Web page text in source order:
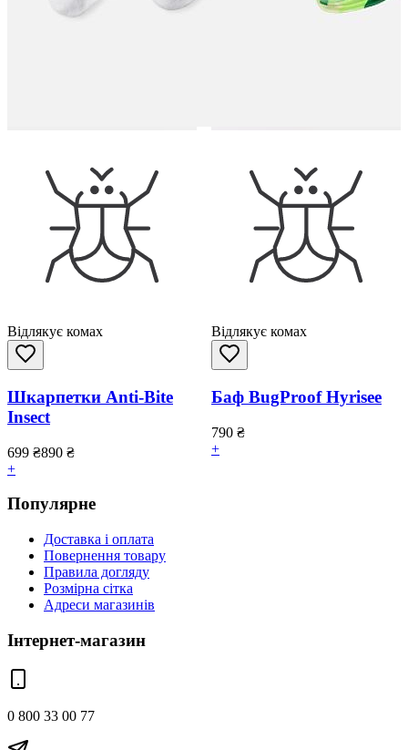
Відлякує комах
Шкарпетки Anti-Bite
Insect
699 ₴890 ₴
+
Відлякує комах
Баф BugProof Hyrisee
790 ₴
+
Популярне
Доставка і оплата
Повернення товару
Правила догляду
Розмірна сітка
Адреси магазинів
Інтернет-магазин
0 800 33 00 77